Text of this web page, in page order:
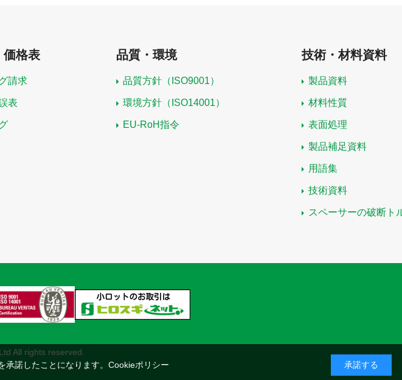
価格表
請求
表
品質・環境
品質方針（ISO9001）
環境方針（ISO14001）
EU-RoH指令
技術・材料資料
製品資料
材料性質
表面処理
製品補足資料
用語集
技術資料
スペーサーの破断ト
All rights reserved.
諾したことになります。 Cookieポリシー 承諾する